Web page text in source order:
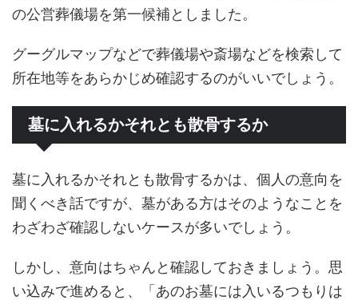
の公営葬儀場を第一候補としました。
グーグルマップなどで葬儀場や斎場などを検索して
所在地等をあらかじめ確認するのがいいでしょう。
墓に入れるかそれとも散骨するか
墓に入れるかそれとも散骨するかは、個人の意向を
聞くべき話ですが、墓がある方はそのようなことを
わざわざ確認しないケースが多いでしょう。
しかし、意向はちゃんと確認しておきましょう。思
い込みで進めると、「あのお墓には入いるつもりは